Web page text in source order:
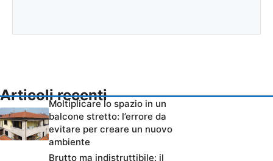
Articoli recenti
Moltiplicare lo spazio in un
balcone stretto: l’errore da
evitare per creare un nuovo
ambiente
Brutto ma indistruttibile: il